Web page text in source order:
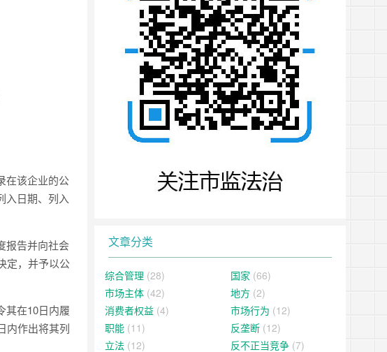
在该企业的公
入日期、列入
报告并向社会
定，并予以公
其在10日内履
内作出将其列
文章分类
综合管理 (28) 国家 (66)
市场主体 (42) 地方 (2)
消费者权益 (4) 市场行为 (12)
职能 (11) 反垄断 (12)
立法 (12) 反不正当竞争 (7)